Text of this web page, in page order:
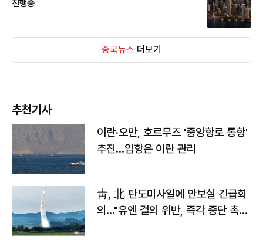
진행중
중국뉴스 더보기
추천기사
이란·오만, 호르무즈 '중앙항로 통항'
추진…입항은 이란 관리
靑, 北 탄도미사일에 안보실 긴급회
의…"유엔 결의 위반, 즉각 중단 촉